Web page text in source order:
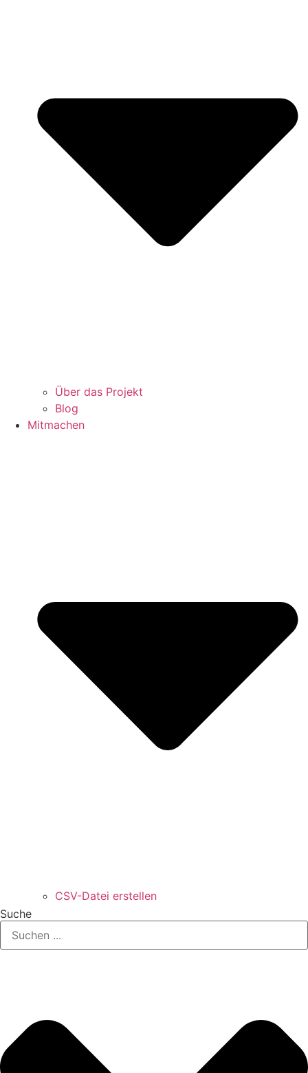
Über das Projekt
Blog
Mitmachen
CSV-Datei erstellen
Suche